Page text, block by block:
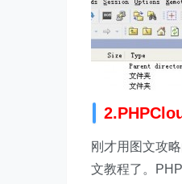
刚才用图文攻
文教程了。